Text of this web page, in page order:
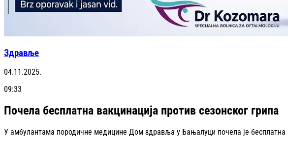
Здравље
04.11.2025.
09:33
Почела бесплатна вакцинација против сезонског грипа
У амбулантама породичне медицине Дом здравља у Бањалуци почела је бесплатна